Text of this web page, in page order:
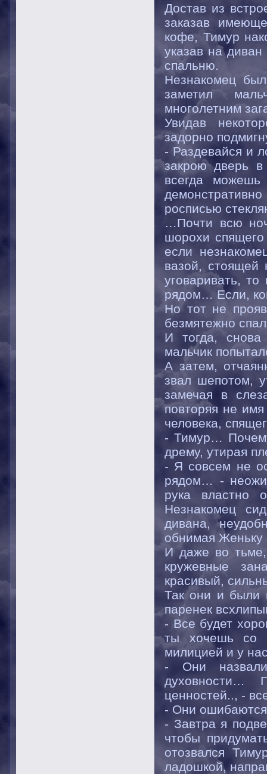
Достав из
заказав
кофе, Тимур
указав на
спальню.
Незнакомец
заметил
многолетним
Увидав
задорно
- Раздевайся и
закрою дверь
всегда
росписью
…Почти всю
шорохи
если
вазой, стоящей
уговаривать,
рядом… Если,
Но тот не
безмятежно
И тогда, снова
мальчик
А затем,
звал шепотом,
замечая в
повторяя не
человека,
- Тимур…
дрему, утирая
- Я совсем не
рядом… -
рука властно
Незнакомец
дивана,
обнимая Женьку
И даже во тьме,
кружевные
красивый,
Так они и были
паренек
- Все будет
ты хочешь со
милицией и у
- Они
духовности…
ценностей.., -
- Они
- Завтра я
чтобы
отозвался
ладошкой,